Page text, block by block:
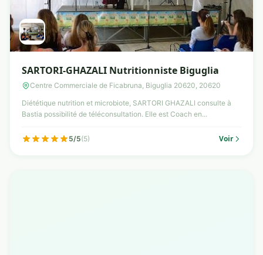
SARTORI-GHAZALI Nutritionniste Biguglia
Centre Commerciale de Ficabruna, Biguglia 20620, 20620
Diététique nutrition et microbiote, SARTORI GHAZALI consulte à
Bastia possibilité de téléconsultation. Elle est Coach en...
5/5(5) Voir